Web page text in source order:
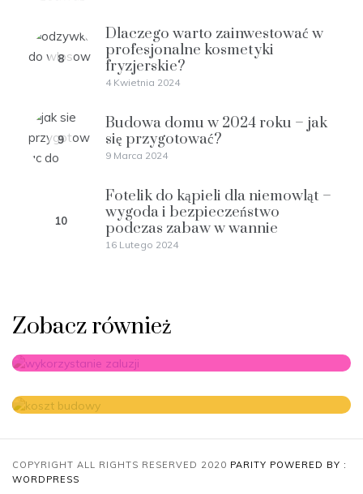
8
Dlaczego warto zainwestować w
profesjonalne kosmetyki
fryzjerskie?
4 Kwietnia 2024
9
Budowa domu w 2024 roku – jak
się przygotować?
9 Marca 2024
10
Fotelik do kąpieli dla niemowląt –
wygoda i bezpieczeństwo
podczas zabaw w wannie
16 Lutego 2024
Zobacz również
Najnowsze trendy w aranżacji
COPYRIGHT ALL RIGHTS RESERVED 2020 PARITY POWERED BY :
WORDPRESS